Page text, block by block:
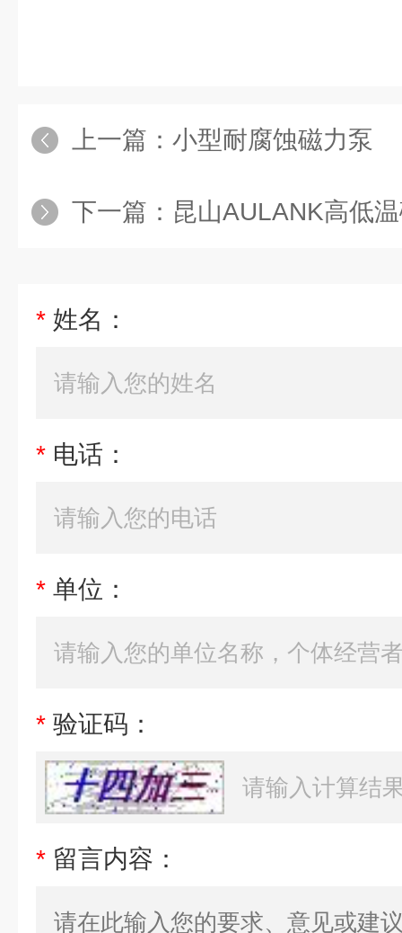
上一篇： 小型耐腐蚀磁力泵
下一篇： 昆山AULANK高低
* 姓名：
* 电话：
* 单位：
* 验证码：
* 留言内容：